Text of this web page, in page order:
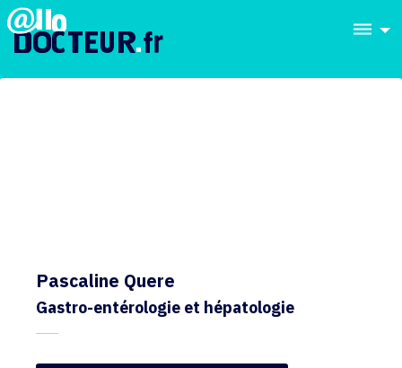
dehaze
Pascaline Quere
Gastro-entérologie et hépatologie